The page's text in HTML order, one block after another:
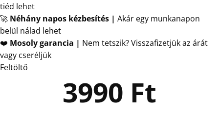
tiéd lehet
🚀 Néhány napos kézbesítés | Akár egy munkanapon
belül nálad lehet
❤️ Mosoly garancia | Nem tetszik? Visszafizetjük az árát
vagy cseréljük
Feltöltő
3990 Ft